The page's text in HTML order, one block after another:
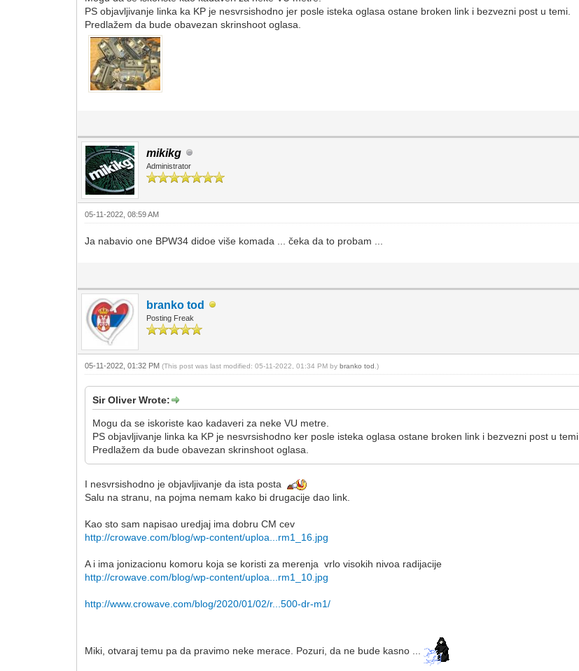
PS objavljivanje linka ka KP je nesvrsishodno jer posle isteka oglasa ostane broken link i bezvezni post u temi.
Predlažem da bude obavezan skrinshoot oglasa.
mikikg
Administrator
05-11-2022, 08:59 AM
Ja nabavio one BPW34 didoe više komada ... čeka da to probam ...
branko tod
Posting Freak
05-11-2022, 01:32 PM(This post was last modified: 05-11-2022, 01:34 PM bybranko tod .)
Sir Oliver Wrote:
Mogu da se iskoriste kao kadaveri za neke VU metre.
PS objavljivanje linka ka KP je nesvrsishodno ker posle isteka oglasa ostane broken link i bezvezni post u temi.
Predlažem da bude obavezan skrinshoot oglasa.
I nesvrsishodno je objavljivanje da ista posta
Salu na stranu, na pojma nemam kako bi drugacije dao link.
Kao sto sam napisao uredjaj ima dobru CM cev
http://crowave.com/blog/wp-content/uploa...rm1_16.jpg
A i ima jonizacionu komoru koja se koristi za merenja vrlo visokih nivoa radijacije
http://crowave.com/blog/wp-content/uploa...rm1_10.jpg
http://www.crowave.com/blog/2020/01/02/r...500-dr-m1/
Miki, otvaraj temu pa da pravimo neke merace. Pozuri, da ne bude kasno ...